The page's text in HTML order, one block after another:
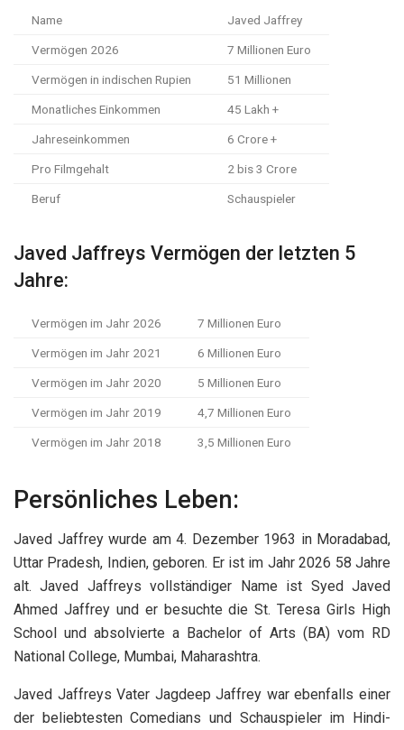
Name Javed Jaffrey
Vermögen 2026 7 Millionen Euro
Vermögen in indischen Rupien 51 Millionen
Monatliches Einkommen 45 Lakh +
Jahreseinkommen 6 Crore +
Pro Filmgehalt 2 bis 3 Crore
Beruf Schauspieler
Javed Jaffreys Vermögen der letzten 5
Jahre:
Vermögen im Jahr 2026 7 Millionen Euro
Vermögen im Jahr 2021 6 Millionen Euro
Vermögen im Jahr 2020 5 Millionen Euro
Vermögen im Jahr 2019 4,7 Millionen Euro
Vermögen im Jahr 2018 3,5 Millionen Euro
Persönliches Leben:
Javed Jaffrey wurde am 4. Dezember 1963 in Moradabad,
Uttar Pradesh, Indien, geboren. Er ist im Jahr 2026 58 Jahre
alt. Javed Jaffreys vollständiger Name ist Syed Javed
Ahmed Jaffrey und er besuchte die St. Teresa Girls High
School und absolvierte a Bachelor of Arts (BA) vom RD
National College, Mumbai, Maharashtra.
Javed Jaffreys Vater Jagdeep Jaffrey war ebenfalls einer
der beliebtesten Comedians und Schauspieler im Hindi-